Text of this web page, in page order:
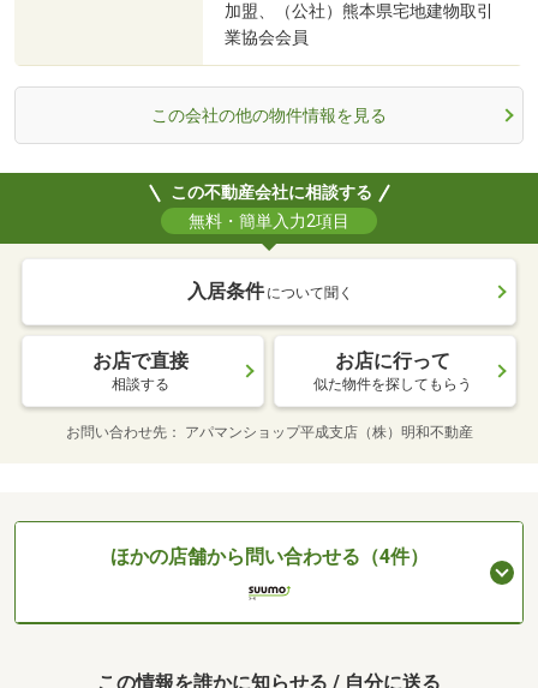
加盟、（公社）熊本県宅地建物取引
業協会会員
この会社の他の物件情報を見る
この不動産会社に相談する
無料・簡単入力2項目
入居条件 について聞く
お店で直接
相談する
お店に行って
似た物件を探してもらう
お問い合わせ先 アパマンショップ平成支店（株）明和不動産
ほかの店舗から問い合わせる（4件）
この情報を誰かに知らせる / 自分に送る